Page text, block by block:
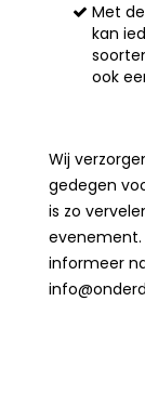
Met
kan
ook
Wij
gedegen
is zo
informeer